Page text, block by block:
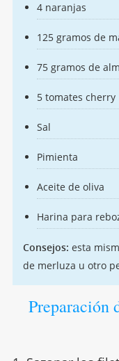
4 naranjas
125 gramos de
75 gramos de
5 tomates cherry
Sal
Pimienta
Aceite de oliva
Harina para
Consejos: esta
de merluza u otro
Preparación